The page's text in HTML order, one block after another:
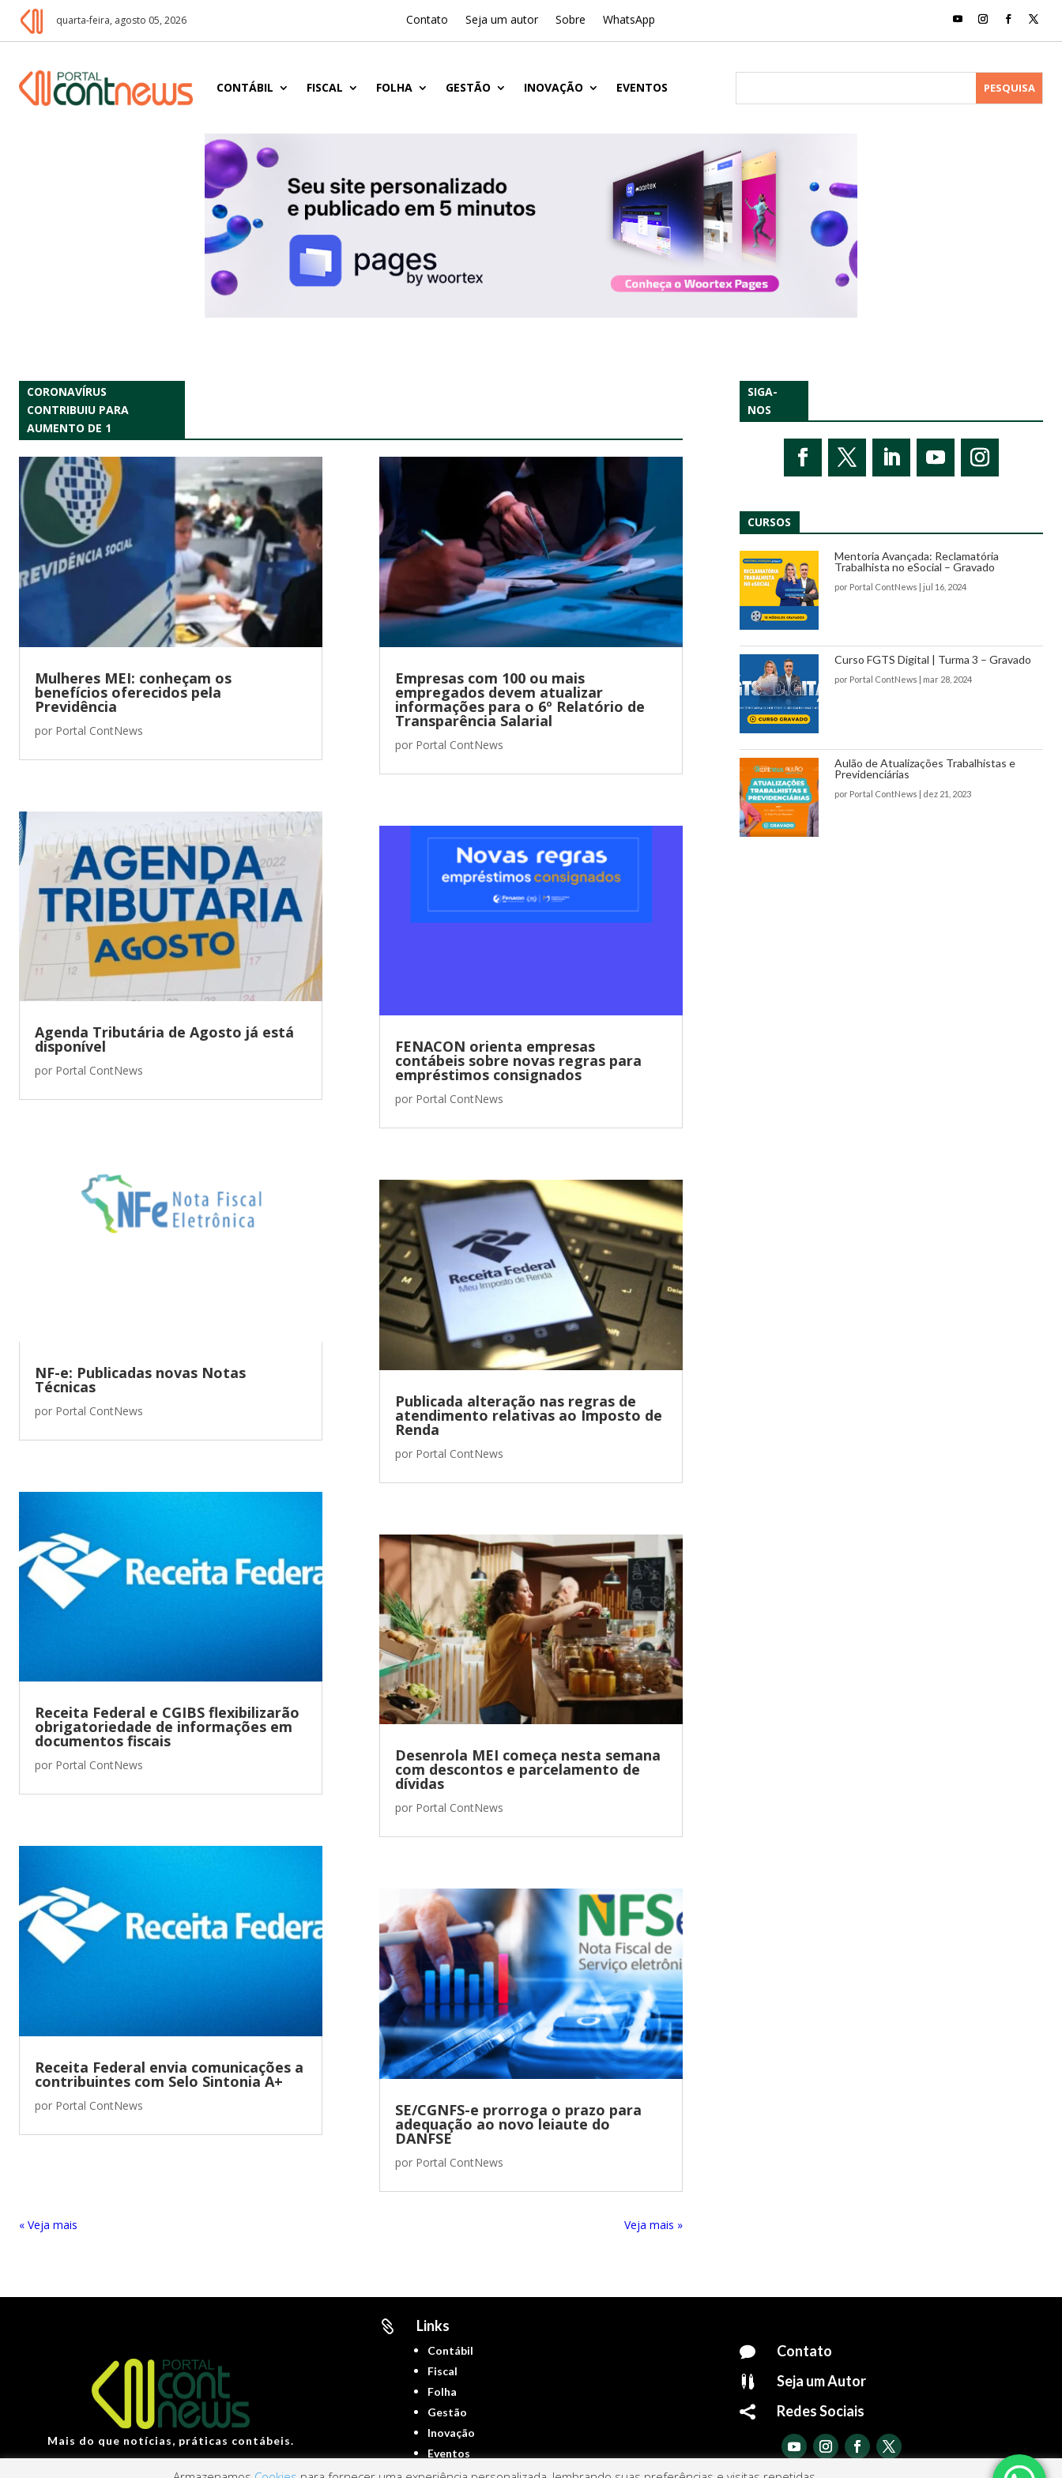
quarta-feira, agosto 05, 2026 Contato Seja um autor Sobre WhatsApp
CONTÁBIL FISCAL FOLHA GESTÃO INOVAÇÃO EVENTOS
CORONAVÍRUS
CONTRIBUIU PARA
AUMENTO DE 1
Mulheres MEI: conheçam os
benefícios oferecidos pela
Previdência
por Portal ContNews
Agenda Tributária de Agosto já está
disponível
por Portal ContNews
NF-e: Publicadas novas Notas
Técnicas
por Portal ContNews
Receita Federal e CGIBS flexibilizarão
obrigatoriedade de informações em
documentos fiscais
por Portal ContNews
Receita Federal envia comunicações a
contribuintes com Selo Sintonia A+
por Portal ContNews
Empresas com 100 ou mais
empregados devem atualizar
informações para o 6º Relatório de
Transparência Salarial
por Portal ContNews
FENACON orienta empresas
contábeis sobre novas regras para
empréstimos consignados
por Portal ContNews
Publicada alteração nas regras de
atendimento relativas ao Imposto de
Renda
por Portal ContNews
Desenrola MEI começa nesta semana
com descontos e parcelamento de
dívidas
por Portal ContNews
SE/CGNFS-e prorroga o prazo para
adequação ao novo leiaute do
DANFSE
por Portal ContNews
« Entradas Antigas Próximas Entradas »
SIGA-
NOS
CURSOS
Mentoria Avançada: Reclamatória
Trabalhista no eSocial – Gravado
por Portal ContNews | jul 16, 2024
Curso FGTS Digital | Turma 3 – Gravado
por Portal ContNews | mar 28, 2024
Aulão de Atualizações Trabalhistas e
Previdenciárias
por Portal ContNews | dez 21, 2023
Mais do que notícias, práticas contábeis.
 Links
Contábil
Fiscal
Folha
Gestão
Inovação
Eventos
 Contato
 Seja um Autor
 Redes Sociais